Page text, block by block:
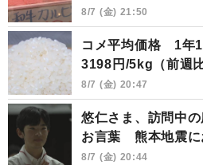
8/7 (金) 21:50
コメ平均価格 1年
3198円/5kg（前週
8/7 (金) 20:47
悠仁さま、訪問中
お言葉 熊本地震に
8/7 (金) 20:44